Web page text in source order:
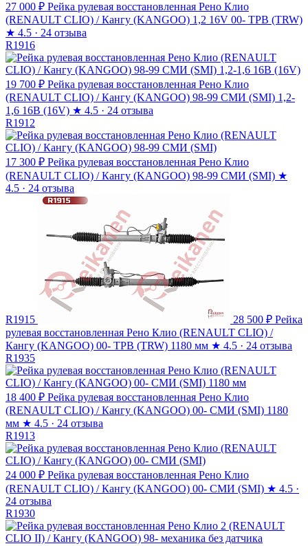
27 000 ₽ Рейка рулевая восстановленная Рено Клио
(RENAULT CLIO) / Кангу (KANGOO) 1,2 16V 00- ТРВ (TRW)
★ 4.5 · 24 отзыва
R1916
19 700 ₽ Рейка рулевая восстановленная Рено Клио
(RENAULT CLIO) / Кангу (KANGOO) 98-99 СМИ (SMI) 1,2-
1,6 16В (16V) ★ 4.5 · 24 отзыва
R1912
17 300 ₽ Рейка рулевая восстановленная Рено Клио
(RENAULT CLIO) / Кангу (KANGOO) 98-99 СМИ (SMI) ★
4.5 · 24 отзыва
R1915 28 500 ₽ Рейка
рулевая восстановленная Рено Клио (RENAULT CLIO) /
Кангу (KANGOO) 00- ТРВ (TRW) 1180 мм ★ 4.5 · 24 отзыва
R1935
18 400 ₽ Рейка рулевая восстановленная Рено Клио
(RENAULT CLIO) / Кангу (KANGOO) 00- СМИ (SMI) 1180
мм ★ 4.5 · 24 отзыва
R1913
24 000 ₽ Рейка рулевая восстановленная Рено Клио
(RENAULT CLIO) / Кангу (KANGOO) 00- СМИ (SMI) ★ 4.5 ·
24 отзыва
R1930